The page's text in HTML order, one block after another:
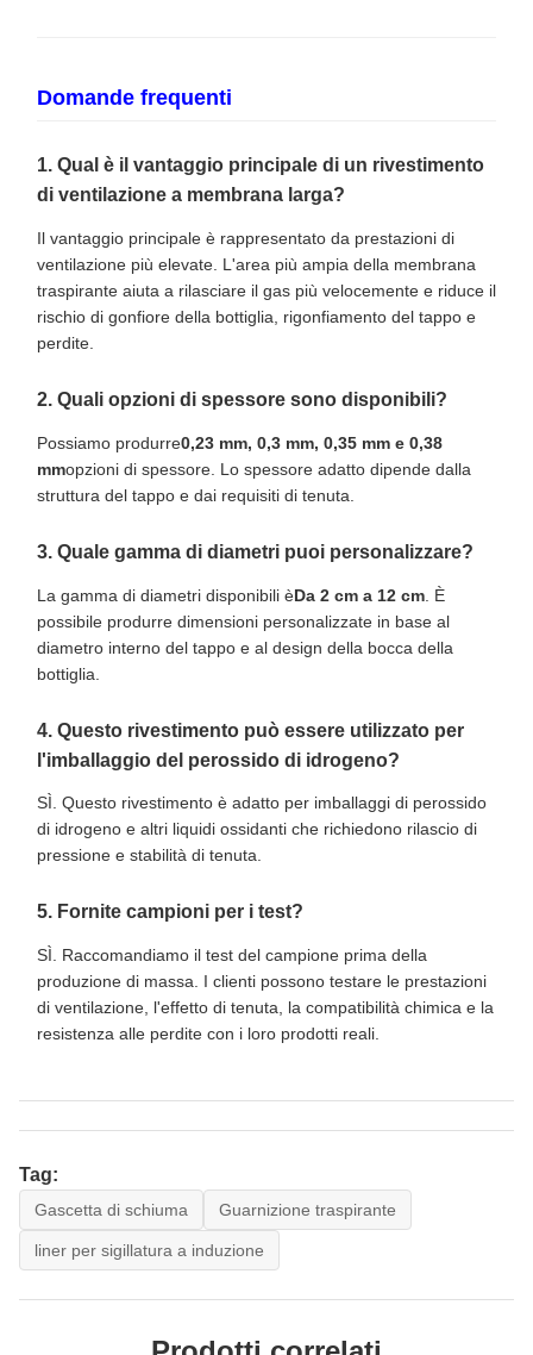
Domande frequenti
1. Qual è il vantaggio principale di un rivestimento
di ventilazione a membrana larga?
Il vantaggio principale è rappresentato da prestazioni di
ventilazione più elevate. L'area più ampia della membrana
traspirante aiuta a rilasciare il gas più velocemente e riduce il
rischio di gonfiore della bottiglia, rigonfiamento del tappo e
perdite.
2. Quali opzioni di spessore sono disponibili?
Possiamo produrre0,23 mm, 0,3 mm, 0,35 mm e 0,38
mmopzioni di spessore. Lo spessore adatto dipende dalla
struttura del tappo e dai requisiti di tenuta.
3. Quale gamma di diametri puoi personalizzare?
La gamma di diametri disponibili èDa 2 cm a 12 cm . È
possibile produrre dimensioni personalizzate in base al
diametro interno del tappo e al design della bocca della
bottiglia.
4. Questo rivestimento può essere utilizzato per
l'imballaggio del perossido di idrogeno?
SÌ. Questo rivestimento è adatto per imballaggi di perossido
di idrogeno e altri liquidi ossidanti che richiedono rilascio di
pressione e stabilità di tenuta.
5. Fornite campioni per i test?
SÌ. Raccomandiamo il test del campione prima della
produzione di massa. I clienti possono testare le prestazioni
di ventilazione, l'effetto di tenuta, la compatibilità chimica e la
resistenza alle perdite con i loro prodotti reali.
Tag:
Gascetta di schiuma Guarnizione traspirante
liner per sigillatura a induzione